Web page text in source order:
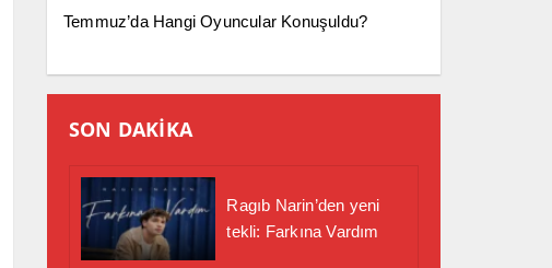
Temmuz’da Hangi Oyuncular Konuşuldu?
SON DAKİKA
Ragıb Narin’den yeni
tekli: Farkına Vardım